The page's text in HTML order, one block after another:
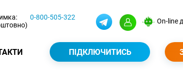
0-800-505-322 On-line
ПІДКЛЮЧИТИСЬ